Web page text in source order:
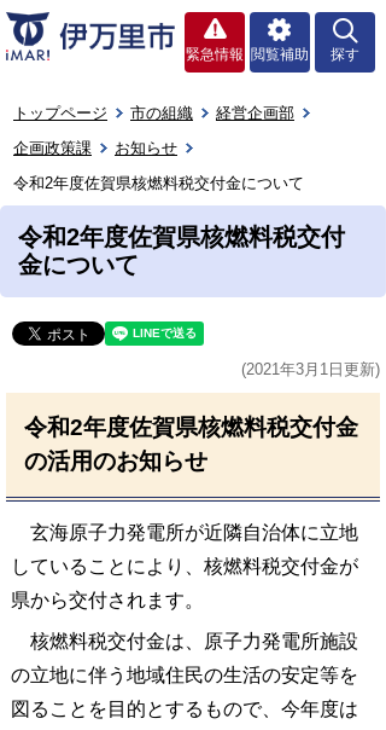
緊急情報 閲覧補助 探す
トップページ 市の組織
経営企画部
企画政策課
お知らせ
令和2年度佐賀県核燃料税交付金について
令和2年度佐賀県核燃料税交付
金について
(2021年3月1日更新)
令和2年度佐賀県核燃料税交付金
の活用のお知らせ
玄海原子力発電所が近隣自治体に立地
していることにより、核燃料税交付金が
県から交付されます。
核燃料税交付金は、原子力発電所施設
の立地に伴う地域住民の生活の安定等を
図ることを目的とするもので、今年度は